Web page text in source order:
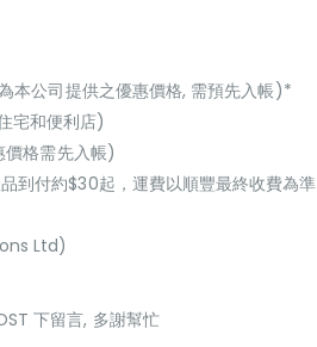
本公司提供之優惠價格, 需預先入帳)*
宅和便利店)
格需先入帳)
到付約$30起，運費以順豐最終收費為準
Ltd)
下留言, 多謝幫忙